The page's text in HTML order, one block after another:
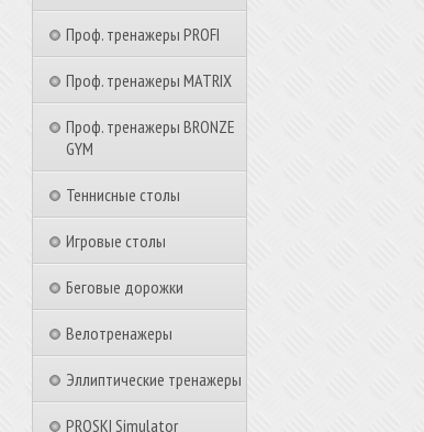
Проф. тренажеры PROFI
Проф. тренажеры MATRIX
Проф. тренажеры BRONZE
GYM
Теннисные столы
Игровые столы
Беговые дорожки
Велотренажеры
Эллиптические тренажеры
PROSKI Simulator